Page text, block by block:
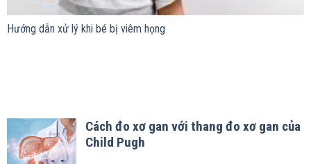
Hướng dẫn xử lý khi bé bị viêm họng